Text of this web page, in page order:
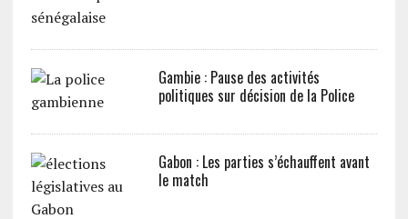
Gambie : Pause des activités
politiques sur décision de la Police
Gabon : Les parties s’échauffent avant
le match